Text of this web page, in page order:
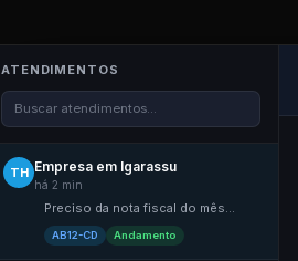
ATENDIMENTOS
Buscar atendimentos...
TH Empresa em Igarassu
há 2 min
Preciso da nota fiscal do mês...
AB12-CD Andamento